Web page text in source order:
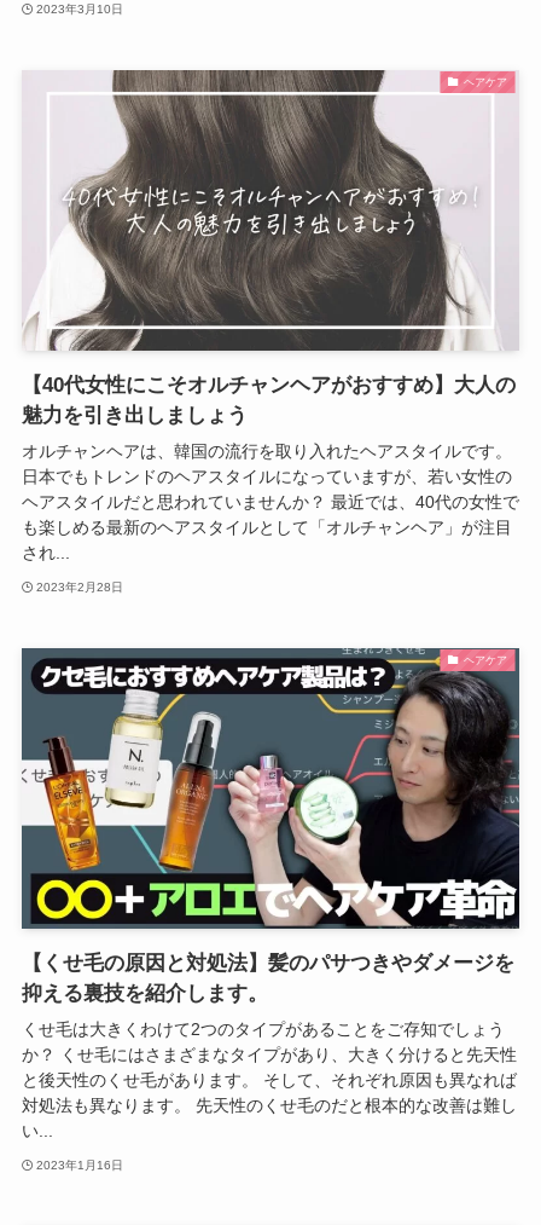
2023年3月10日
ヘアケア
【40代女性にこそオルチャンヘアがおすすめ】大人の
魅力を引き出しましょう
オルチャンヘアは、韓国の流行を取り入れたヘアスタイルです。
日本でもトレンドのヘアスタイルになっていますが、若い女性の
ヘアスタイルだと思われていませんか？ 最近では、40代の女性で
も楽しめる最新のヘアスタイルとして「オルチャンヘア」が注目
され...
2023年2月28日
ヘアケア
【くせ毛の原因と対処法】髪のパサつきやダメージを
抑える裏技を紹介します。
くせ毛は大きくわけて2つのタイプがあることをご存知でしょう
か？ くせ毛にはさまざまなタイプがあり、大きく分けると先天性
と後天性のくせ毛があります。 そして、それぞれ原因も異なれば
対処法も異なります。 先天性のくせ毛のだと根本的な改善は難し
い...
2023年1月16日